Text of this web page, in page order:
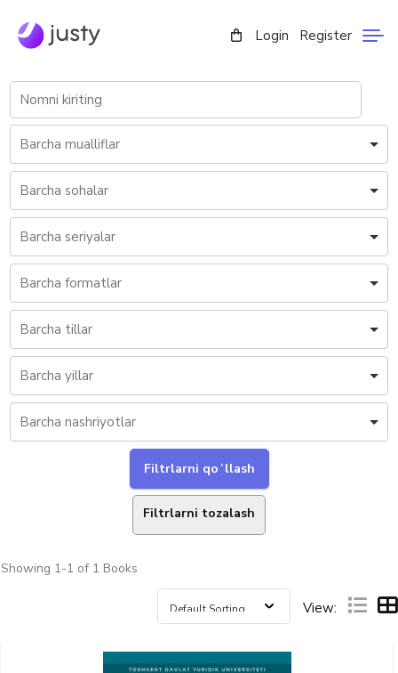
Login Register
Filtrlarni tozalash
Showing 1-1 of 1 Books
View: